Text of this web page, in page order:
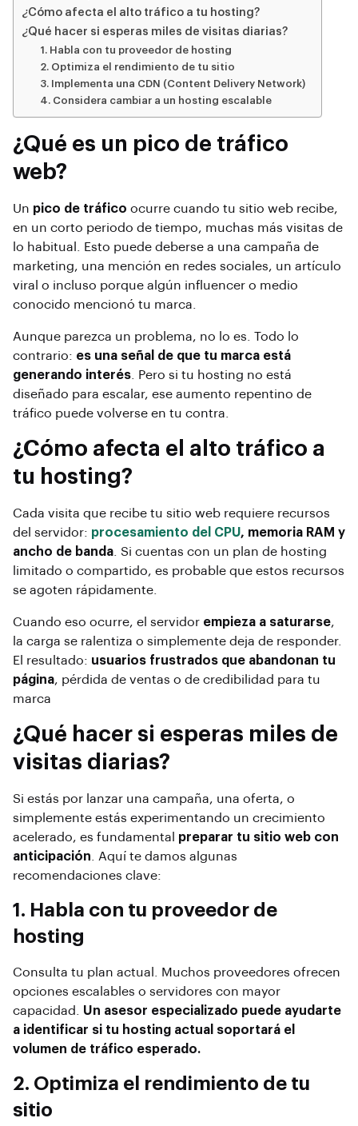
¿Cómo afecta el alto tráfico a tu hosting?
¿Qué hacer si esperas miles de visitas diarias?
1. Habla con tu proveedor de hosting
2. Optimiza el rendimiento de tu sitio
3. Implementa una CDN (Content Delivery Network)
4. Considera cambiar a un hosting escalable
¿Qué es un pico de tráfico
web?
Un pico de tráfico ocurre cuando tu sitio web recibe,
en un corto periodo de tiempo, muchas más visitas de
lo habitual. Esto puede deberse a una campaña de
marketing, una mención en redes sociales, un artículo
viral o incluso porque algún influencer o medio
conocido mencionó tu marca.
Aunque parezca un problema, no lo es. Todo lo
contrario: es una señal de que tu marca está
generando interés . Pero si tu hosting no está
diseñado para escalar, ese aumento repentino de
tráfico puede volverse en tu contra.
¿Cómo afecta el alto tráfico a
tu hosting?
Cada visita que recibe tu sitio web requiere recursos
del servidor: procesamiento del CPU, memoria RAM y
ancho de banda . Si cuentas con un plan de hosting
limitado o compartido, es probable que estos recursos
se agoten rápidamente.
Cuando eso ocurre, el servidor empieza a saturarse,
la carga se ralentiza o simplemente deja de responder.
El resultado: usuarios frustrados que abandonan tu
página, pérdida de ventas o de credibilidad para tu
marca
¿Qué hacer si esperas miles de
visitas diarias?
Si estás por lanzar una campaña, una oferta, o
simplemente estás experimentando un crecimiento
acelerado, es fundamental preparar tu sitio web con
anticipación . Aquí te damos algunas
recomendaciones clave:
1. Habla con tu proveedor de
hosting
Consulta tu plan actual. Muchos proveedores ofrecen
opciones escalables o servidores con mayor
capacidad. Un asesor especializado puede ayudarte
a identificar si tu hosting actual soportará el
volumen de tráfico esperado.
2. Optimiza el rendimiento de tu
sitio